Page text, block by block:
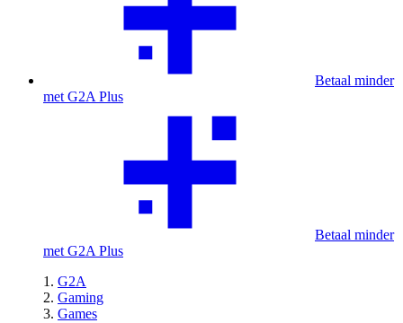
Betaal minder
met G2A Plus
Betaal minder
met G2A Plus
G2A
Gaming
Games